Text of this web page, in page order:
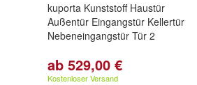
kuporta Kunststoff Haustür
Außentür Eingangstür Kellertür
Nebeneingangstür Tür 2
ab 529,00 €
Kostenloser Versand